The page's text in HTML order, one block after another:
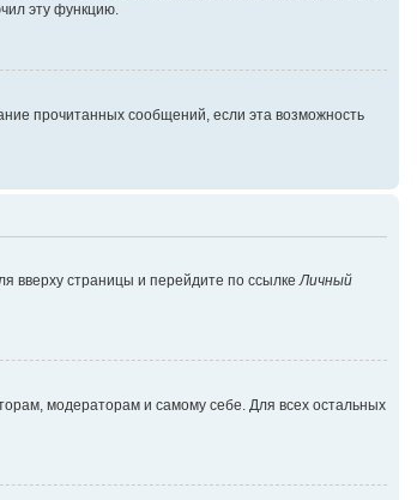
эту функцию.
прочитанных сообщений, если эта возможность
вверху страницы и перейдите по ссылкеЛичный
модераторам и самому себе. Для всех остальных